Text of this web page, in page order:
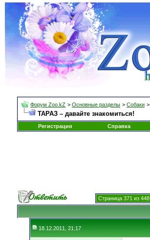
Форум Zoo.kZ > Основные разделы > Собаки >
ТАРАЗ – давайте знакомиться!
Регистрация Справка
Страница 371 из 448
18.12.2011, 21:17